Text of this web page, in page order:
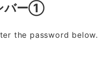
バー①
the password below.